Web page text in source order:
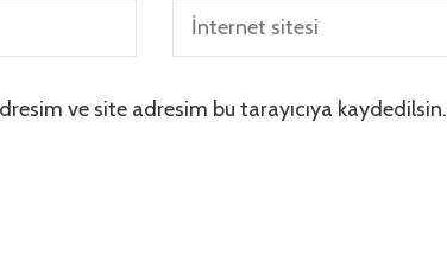
ve site adresim bu tarayıcıya kaydedilsin.